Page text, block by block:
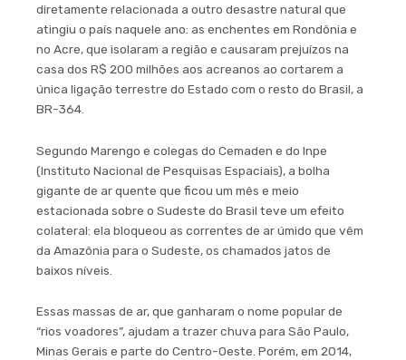
diretamente relacionada a outro desastre natural que
atingiu o país naquele ano: as enchentes em Rondônia e
no Acre, que isolaram a região e causaram prejuízos na
casa dos R$ 200 milhões aos acreanos ao cortarem a
única ligação terrestre do Estado com o resto do Brasil, a
BR-364.
Segundo Marengo e colegas do Cemaden e do Inpe
(Instituto Nacional de Pesquisas Espaciais), a bolha
gigante de ar quente que ficou um mês e meio
estacionada sobre o Sudeste do Brasil teve um efeito
colateral: ela bloqueou as correntes de ar úmido que vêm
da Amazônia para o Sudeste, os chamados jatos de
baixos níveis.
Essas massas de ar, que ganharam o nome popular de
“rios voadores”, ajudam a trazer chuva para São Paulo,
Minas Gerais e parte do Centro-Oeste. Porém, em 2014,